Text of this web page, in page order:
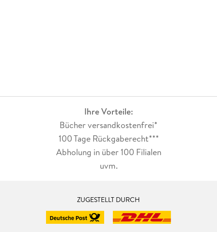
Ihre Vorteile:
Bücher versandkostenfrei*
100 Tage Rückgaberecht***
Abholung in über 100 Filialen
uvm.
ZUGESTELLT DURCH